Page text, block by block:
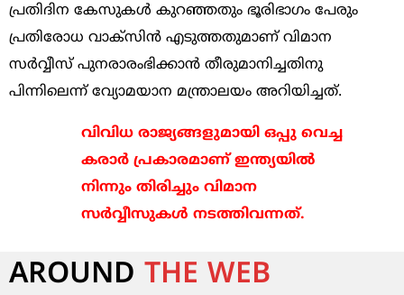
പ്രതിദിന കേസുകള്‍ കുറഞ്ഞതും ഭൂരിഭാഗം പേരും
പ്രതിരോധ വാക്‌സിന്‍ എടുത്തതുമാണ് വിമാന
സര്‍വ്വീസ് പുനരാരംഭിക്കാന്‍ തീരുമാനിച്ചതിനു
പിന്നിലെന്ന് വ്യോമയാന മന്ത്രാലയം അറിയിച്ചത്.
വിവിധ രാജ്യങ്ങളുമായി ഒപ്പു വെച്ച
കരാര്‍ പ്രകാരമാണ് ഇന്ത്യയില്‍
നിന്നും തിരിച്ചും വിമാന
സര്‍വ്വീസുകള്‍ നടത്തിവന്നത്.
AROUND THE WEB